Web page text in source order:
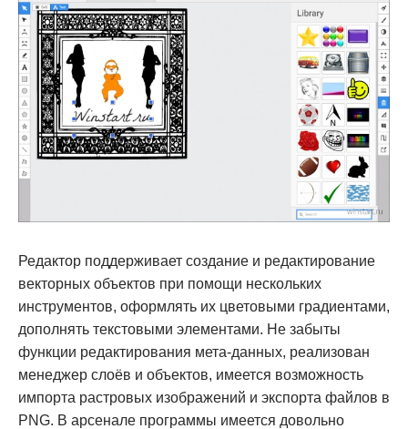
Редактор поддерживает создание и редактирование
векторных объектов при помощи нескольких
инструментов, оформлять их цветовыми градиентами,
дополнять текстовыми элементами. Не забыты
функции редактирования мета-данных, реализован
менеджер слоёв и объектов, имеется возможность
импорта растровых изображений и экспорта файлов в
PNG. В арсенале программы имеется довольно